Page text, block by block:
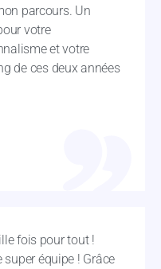
parcours. Un
votre
et votre
de ces deux années
fois pour tout !
équipe ! Grâce